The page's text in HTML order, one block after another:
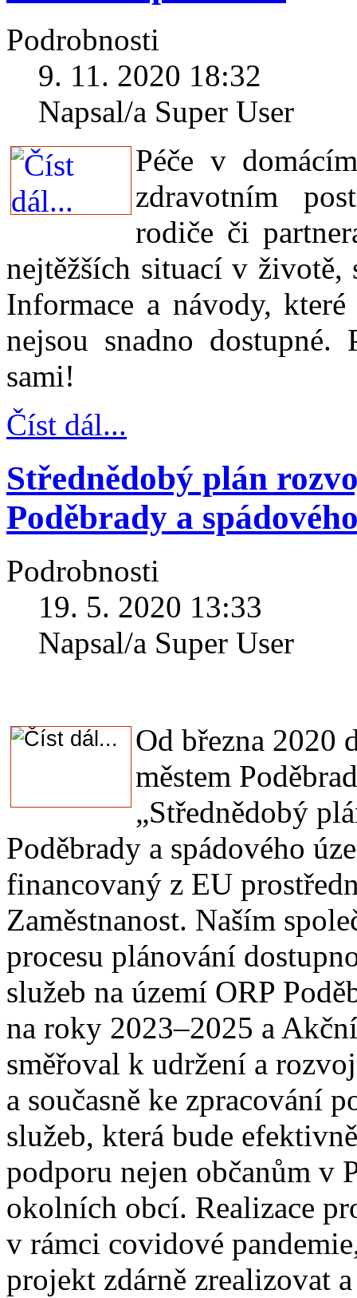
Podrobnosti
9. 11. 2020 18:32
Napsal/a Super User
Péče v
zdravotním
rodiče či
nejtěžších situací v životě,
Informace a návody,
nejsou snadno
sami!
Číst dál...
Střednědobý plán
Poděbrady a
Podrobnosti
19. 5. 2020 13:33
Napsal/a Super User
Od března 2020
městem
„Střednědobý
Poděbrady a spádového
financovaný z EU
Zaměstnanost. Naším
procesu plánování
služeb na území ORP
na roky 2023–2025 a
směřoval k udržení a
a současně ke zpracování
služeb, která bude
podporu nejen občanům v
okolních obcí. Realizace
v rámci covidové
projekt zdárně zrealizovat